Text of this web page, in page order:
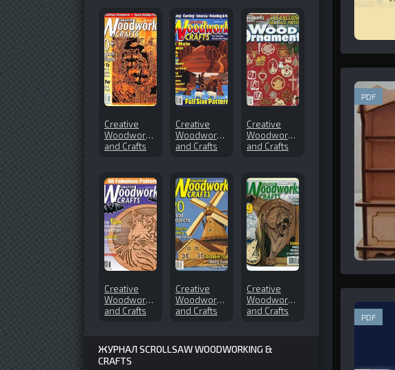
PDF
PDF
Creative
Woodworks
and Crafts
Creative
Woodworks
and Crafts
Creative
Woodworks
and Crafts
Creative
Woodworks
and Crafts
Creative
Woodworks
and Crafts
Creative
Woodworks
and Crafts
ЖУРНАЛ SCROLLSAW WOODWORKING &
CRAFTS